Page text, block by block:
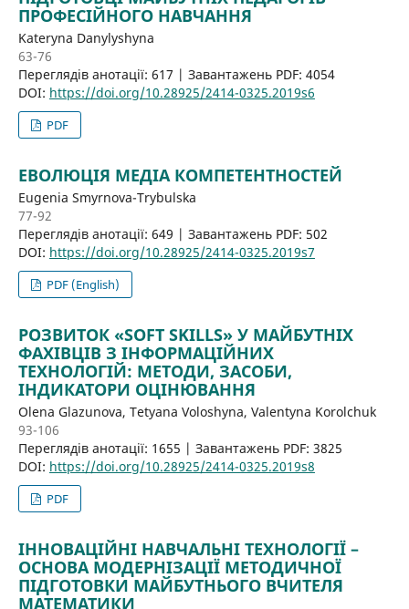
ПРОФЕСІЙНОГО НАВЧАННЯ
Kateryna Danylyshyna
63-76
Переглядів анотації: 617 | Завантажень PDF: 4054
DOI: https://doi.org/10.28925/2414-0325.2019s6
PDF
ЕВОЛЮЦІЯ МЕДІА КОМПЕТЕНТНОСТЕЙ
Eugenia Smyrnova-Trybulska
77-92
Переглядів анотації: 649 | Завантажень PDF: 502
DOI: https://doi.org/10.28925/2414-0325.2019s7
PDF (English)
РОЗВИТОК «SOFT SKILLS» У МАЙБУТНІХ
ФАХІВЦІВ З ІНФОРМАЦІЙНИХ
ТЕХНОЛОГІЙ: МЕТОДИ, ЗАСОБИ,
ІНДИКАТОРИ ОЦІНЮВАННЯ
Olena Glazunova, Tetyana Voloshyna, Valentyna Korolchuk
93-106
Переглядів анотації: 1655 | Завантажень PDF: 3825
DOI: https://doi.org/10.28925/2414-0325.2019s8
PDF
ІННОВАЦІЙНІ НАВЧАЛЬНІ ТЕХНОЛОГІЇ –
ОСНОВА МОДЕРНІЗАЦІЇ МЕТОДИЧНОЇ
ПІДГОТОВКИ МАЙБУТНЬОГО ВЧИТЕЛЯ
МАТЕМАТИКИ